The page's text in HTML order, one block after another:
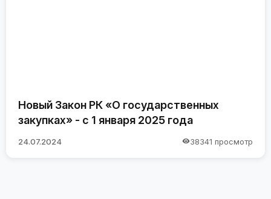
Новый Закон РК «О государственных
закупках» - с 1 января 2025 года
24.07.2024 38341 просмотр